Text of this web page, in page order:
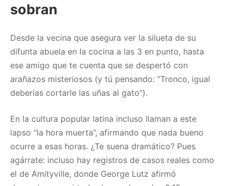
sobran
Desde la vecina que asegura ver la silueta de su
difunta abuela en la cocina a las 3 en punto, hasta
ese amigo que te cuenta que se despertó con
arañazos misteriosos (y tú pensando: “Tronco, igual
deberías cortarle las uñas al gato”).
En la cultura popular latina incluso llaman a este
lapso “la hora muerta”, afirmando que nada bueno
ocurre a esas horas. ¿Te suena dramático? Pues
agárrate: incluso hay registros de casos reales como
el de Amityville, donde George Lutz afirmó